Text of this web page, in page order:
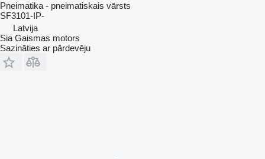
Pneimatika - pneimatiskais vārsts
SF3101-IP-
Latvija
Sia Gaismas motors
Sazināties ar pārdevēju